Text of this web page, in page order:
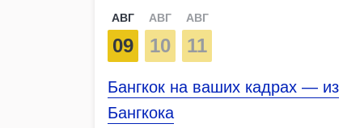
АВГ
09
АВГ
10
АВГ
11
Бангкок на ваших кадрах — из
Бангкока